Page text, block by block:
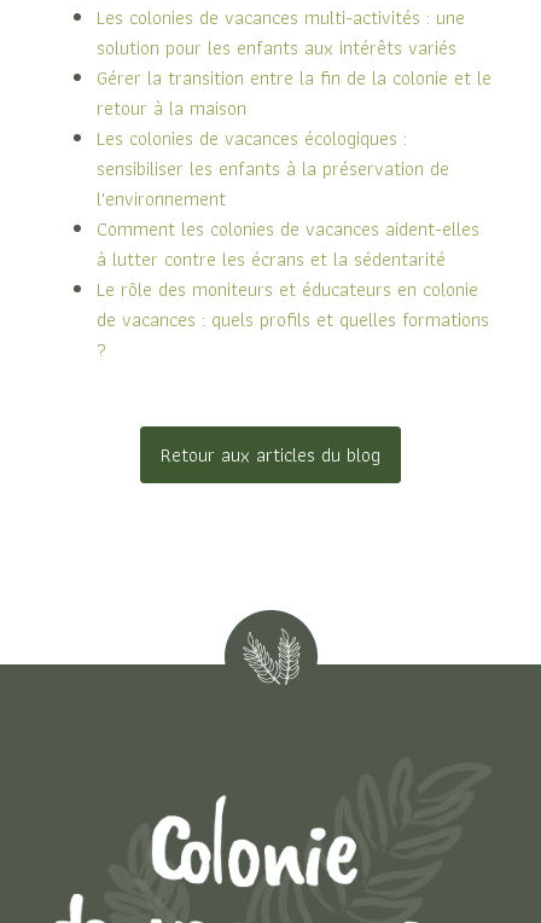
Les colonies de vacances multi-activités : une
solution pour les enfants aux intérêts variés
Gérer la transition entre la fin de la colonie et le
retour à la maison
Les colonies de vacances écologiques :
sensibiliser les enfants à la préservation de
l'environnement
Comment les colonies de vacances aident-elles
à lutter contre les écrans et la sédentarité
Le rôle des moniteurs et éducateurs en colonie
de vacances : quels profils et quelles formations
?
Retour aux articles du blog